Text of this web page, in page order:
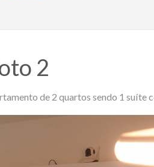
2
de 2 quartos sendo 1 suíte